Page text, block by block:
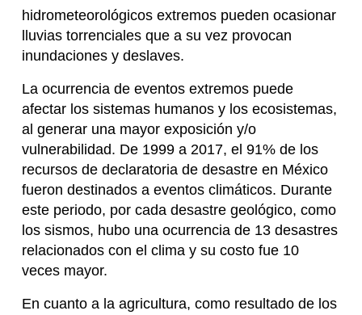
hidrometeorológicos extremos pueden ocasionar
lluvias torrenciales que a su vez provocan
inundaciones y deslaves.
La ocurrencia de eventos extremos puede
afectar los sistemas humanos y los ecosistemas,
al generar una mayor exposición y/o
vulnerabilidad. De 1999 a 2017, el 91% de los
recursos de declaratoria de desastre en México
fueron destinados a eventos climáticos. Durante
este periodo, por cada desastre geológico, como
los sismos, hubo una ocurrencia de 13 desastres
relacionados con el clima y su costo fue 10
veces mayor.
En cuanto a la agricultura, como resultado de los